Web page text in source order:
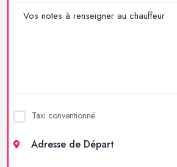
Taxi conventionné
Adresse de Départ